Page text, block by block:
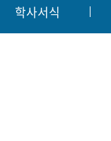
학사서식
년 1차 모의고사
| 입찰공고 |